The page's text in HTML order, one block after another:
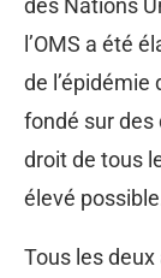
des Nations
l’OMS a été
de l’épidémie
fondé sur
droit de tous
élevé
Tous les